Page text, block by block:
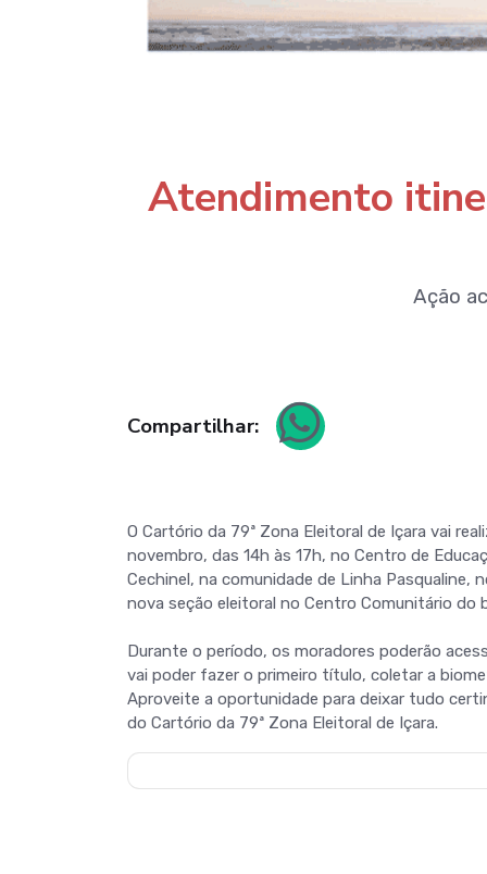
Atendimento
Ação
Compartilhar:
O Cartório da 79ª Zona Eleitoral de Içara vai
novembro, das 14h às 17h, no Centro de
Cechinel, na comunidade de Linha Pasqualine,
nova seção eleitoral no Centro Comunitário do
Durante o período, os moradores poderão
vai poder fazer o primeiro título, coletar a
Aproveite a oportunidade para deixar tudo
do Cartório da 79ª Zona Eleitoral de Içara.